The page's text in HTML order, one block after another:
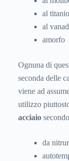
al titanio
al
amorfo
Ognuna di
seconda delle
viene ad
utilizzo
acciaio
da